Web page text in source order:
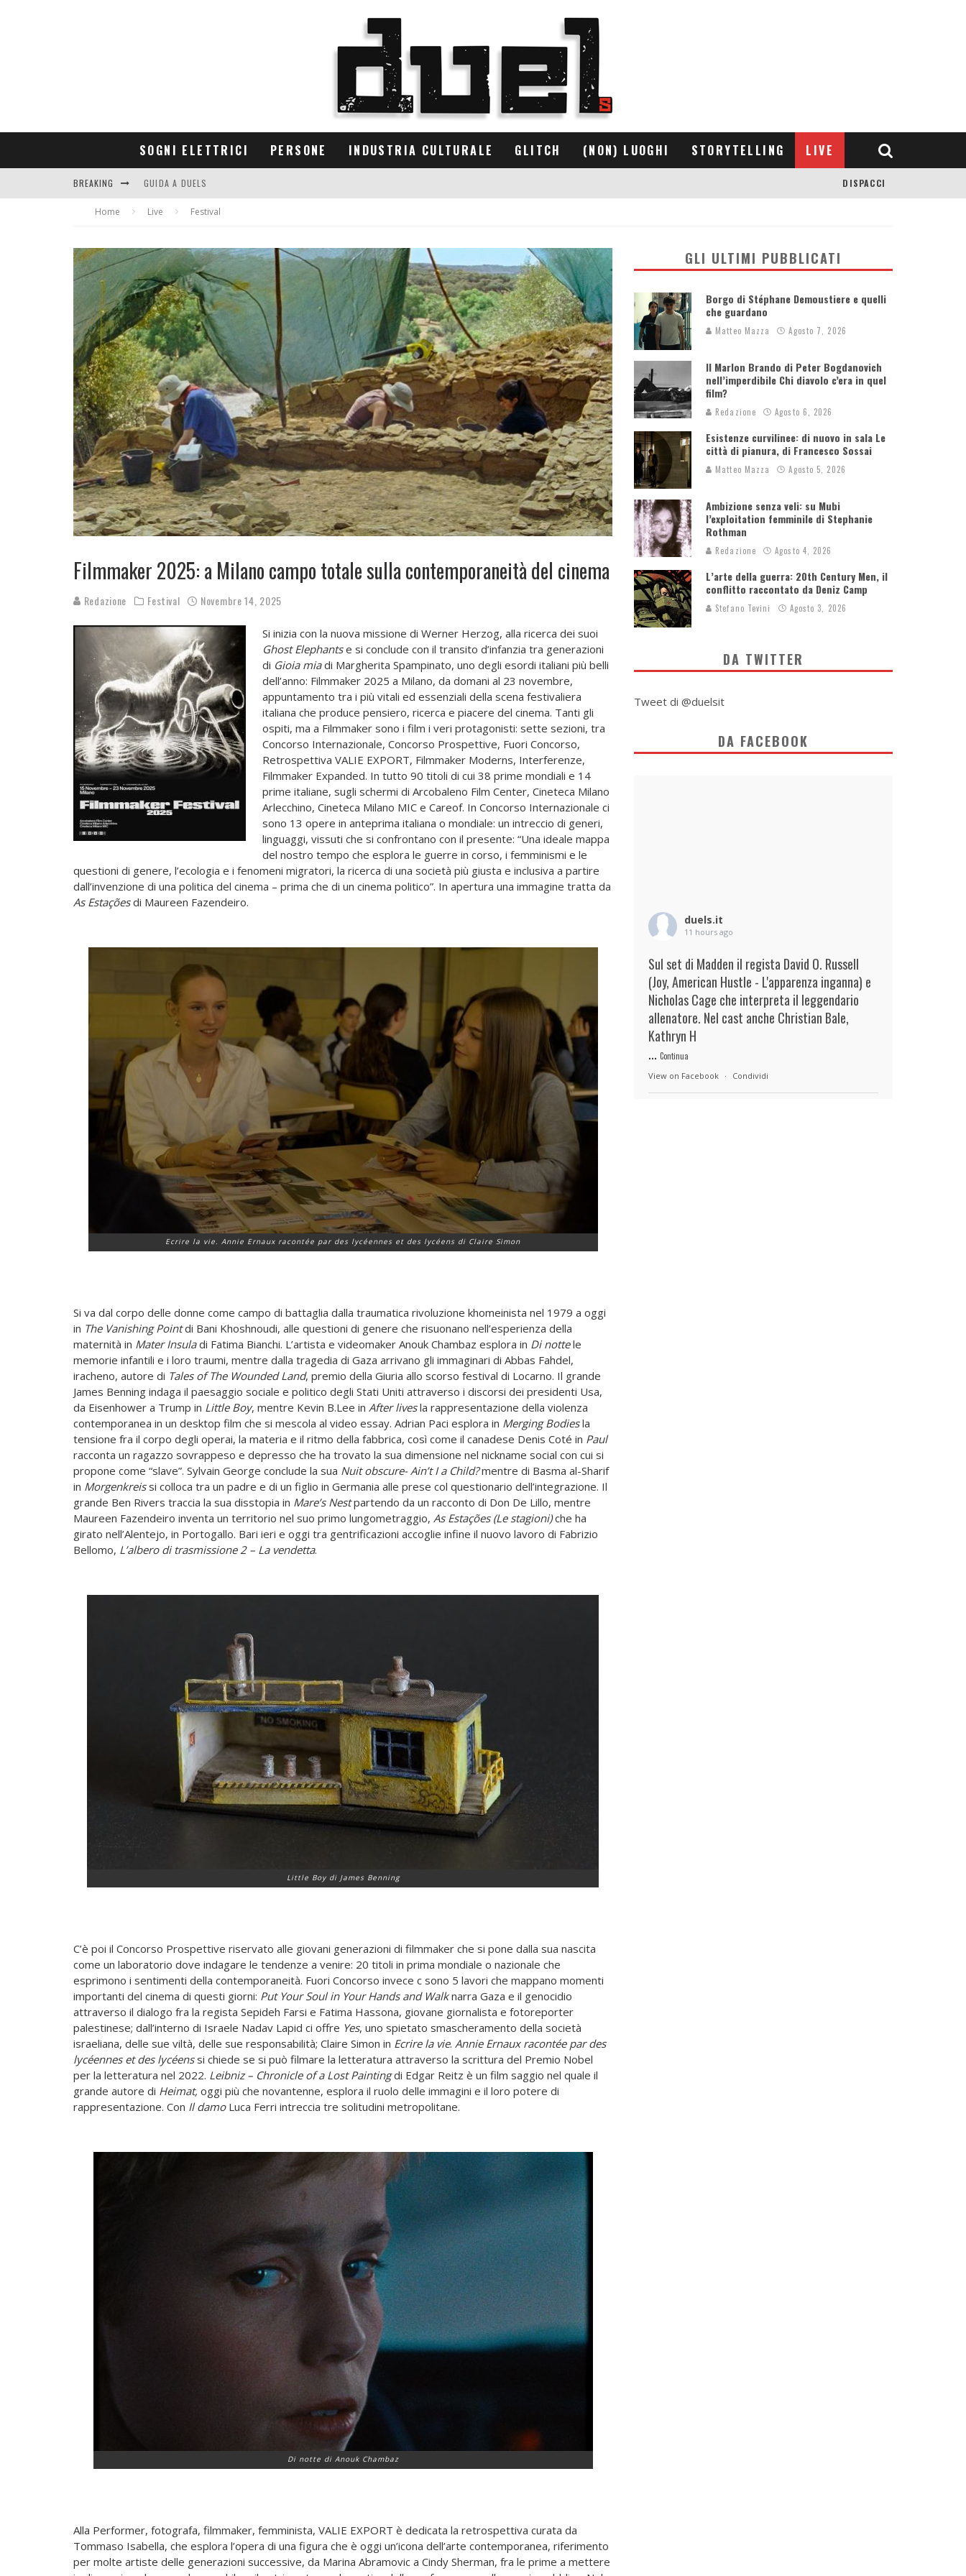
SOGNI ELETTRICI PERSONE INDUSTRIA CULTURALE GLITCH (NON) LUOGHI STORYTELLING LIVE
BREAKING GUIDA A DUELS
CONTRIBUTORS
DISPACCI
Home Live Festival
Filmmaker 2025: a Milano campo totale sulla contemporaneità del cinema
Redazione Festival Novembre 14, 2025
Si inizia con la nuova missione di Werner Herzog, alla ricerca dei suoi
Ghost Elephantse si conclude con il transito d’infanzia tra generazioni
di Gioia miadi Margherita Spampinato, uno degli esordi italiani più belli
dell’anno: Filmmaker 2025 a Milano, da domani al 23 novembre,
appuntamento tra i più vitali ed essenziali della scena festivaliera
italiana che produce pensiero, ricerca e piacere del cinema. Tanti gli
ospiti, ma a Filmmaker sono i film i veri protagonisti: sette sezioni, tra
Concorso Internazionale, Concorso Prospettive, Fuori Concorso,
Retrospettiva VALIE EXPORT, Filmmaker Moderns, Interferenze,
Filmmaker Expanded. In tutto 90 titoli di cui 38 prime mondiali e 14
prime italiane, sugli schermi di Arcobaleno Film Center, Cineteca Milano
Arlecchino, Cineteca Milano MIC e Careof. In Concorso Internazionale ci
sono 13 opere in anteprima italiana o mondiale: un intreccio di generi,
linguaggi, vissuti che si confrontano con il presente: “Una ideale mappa
del nostro tempo che esplora le guerre in corso, i femminismi e le
questioni di genere, l’ecologia e i fenomeni migratori, la ricerca di una società più giusta e inclusiva a partire
dall’invenzione di una politica del cinema – prima che di un cinema politico”. In apertura una immagine tratta da
As Estaçõesdi Maureen Fazendeiro.
Ecrire la vie. Annie Ernaux racontée par des lycéennes et des lycéens di Claire Simon
Si va dal corpo delle donne come campo di battaglia dalla traumatica rivoluzione khomeinista nel 1979 a oggi
in The Vanishing Pointdi Bani Khoshnoudi, alle questioni di genere che risuonano nell’esperienza della
maternità in Mater Insuladi Fatima Bianchi. L’artista e videomaker Anouk Chambaz esplora in Di nottele
memorie infantili e i loro traumi, mentre dalla tragedia di Gaza arrivano gli immaginari di Abbas Fahdel,
iracheno, autore di Tales of The Wounded Land, premio della Giuria allo scorso festival di Locarno. Il grande
James Benning indaga il paesaggio sociale e politico degli Stati Uniti attraverso i discorsi dei presidenti Usa,
da Eisenhower a Trump in Little Boy, mentre Kevin B.Lee in After livesla rappresentazione della violenza
contemporanea in un desktop film che si mescola al video essay. Adrian Paci esplora in Merging Bodiesla
tensione fra il corpo degli operai, la materia e il ritmo della fabbrica, così come il canadese Denis Coté in Paul
racconta un ragazzo sovrappeso e depresso che ha trovato la sua dimensione nel nickname social con cui si
propone come “slave”. Sylvain George conclude la sua Nuit obscure- Ain’t I a Child?mentre di Basma al-Sharif
in Morgenkreissi colloca tra un padre e di un figlio in Germania alle prese col questionario dell’integrazione. Il
grande Ben Rivers traccia la sua disstopia in Mare’s Nestpartendo da un racconto di Don De Lillo, mentre
Maureen Fazendeiro inventa un territorio nel suo primo lungometraggio, As Estações (Le stagioni)che ha
girato nell’Alentejo, in Portogallo. Bari ieri e oggi tra gentrificazioni accoglie infine il nuovo lavoro di Fabrizio
Bellomo, L’albero di trasmissione 2 – La vendetta.
Little Boy di James Benning
C’è poi il Concorso Prospettive riservato alle giovani generazioni di filmmaker che si pone dalla sua nascita
come un laboratorio dove indagare le tendenze a venire: 20 titoli in prima mondiale o nazionale che
esprimono i sentimenti della contemporaneità. Fuori Concorso invece c sono 5 lavori che mappano momenti
importanti del cinema di questi giorni: Put Your Soul in Your Hands and Walknarra Gaza e il genocidio
attraverso il dialogo fra la regista Sepideh Farsi e Fatima Hassona, giovane giornalista e fotoreporter
palestinese; dall’interno di Israele Nadav Lapid ci offre Yes, uno spietato smascheramento della società
israeliana, delle sue viltà, delle sue responsabilità; Claire Simon in Ecrire la vie. Annie Ernaux racontée par des
lycéennes et des lycéenssi chiede se si può filmare la letteratura attraverso la scrittura del Premio Nobel
per la letteratura nel 2022. Leibniz – Chronicle of a Lost Paintingdi Edgar Reitz è un film saggio nel quale il
grande autore di Heimat, oggi più che novantenne, esplora il ruolo delle immagini e il loro potere di
rappresentazione. Con Il damoLuca Ferri intreccia tre solitudini metropolitane.
Di notte di Anouk Chambaz
Alla Performer, fotografa, filmmaker, femminista, VALIE EXPORT è dedicata la retrospettiva curata da
Tommaso Isabella, che esplora l’opera di una figura che è oggi un’icona dell’arte contemporanea, riferimento
per molte artiste delle generazioni successive, da Marina Abramovic a Cindy Sherman, fra le prime a mettere
GLI ULTIMI PUBBLICATI
Borgo di Stéphane Demoustiere e quelli
che guardano
Matteo Mazza Agosto 7, 2026
Il Marlon Brando di Peter Bogdanovich
nell’imperdibile Chi diavolo c’era in quel
film?
Redazione Agosto 6, 2026
Esistenze curvilinee: di nuovo in sala Le
città di pianura, di Francesco Sossai
Matteo Mazza Agosto 5, 2026
Ambizione senza veli: su Mubi
l’exploitation femminile di Stephanie
Rothman
Redazione Agosto 4, 2026
L’arte della guerra: 20th Century Men, il
conflitto raccontato da Deniz Camp
Stefano Tevini Agosto 3, 2026
DA TWITTER
Tweet di @duelsit
DA FACEBOOK
duels.it
11 hours ago
Sul set di Madden il regista David O. Russell
(Joy, American Hustle - L'apparenza inganna) e
Nicholas Cage che interpreta il leggendario
allenatore. Nel cast anche Christian Bale,
Kathryn H
... Continua
View on Facebook · Condividi